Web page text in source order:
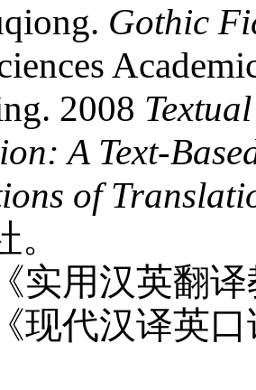
Gothic
2008
A Text-
of
实用汉英翻
现代汉译英